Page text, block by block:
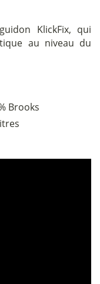
KlickFix, qui
au niveau du
Brooks